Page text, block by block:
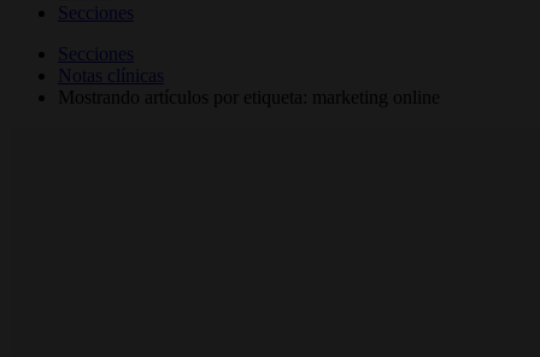
Secciones
Secciones
Notas clínicas
Mostrando artículos por etiqueta: marketing online